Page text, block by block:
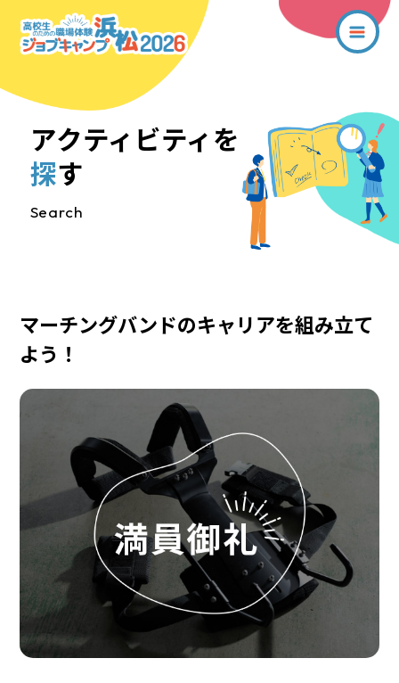
アクティビティを
探す
Search
マーチングバンドのキャリアを組み立て
よう！